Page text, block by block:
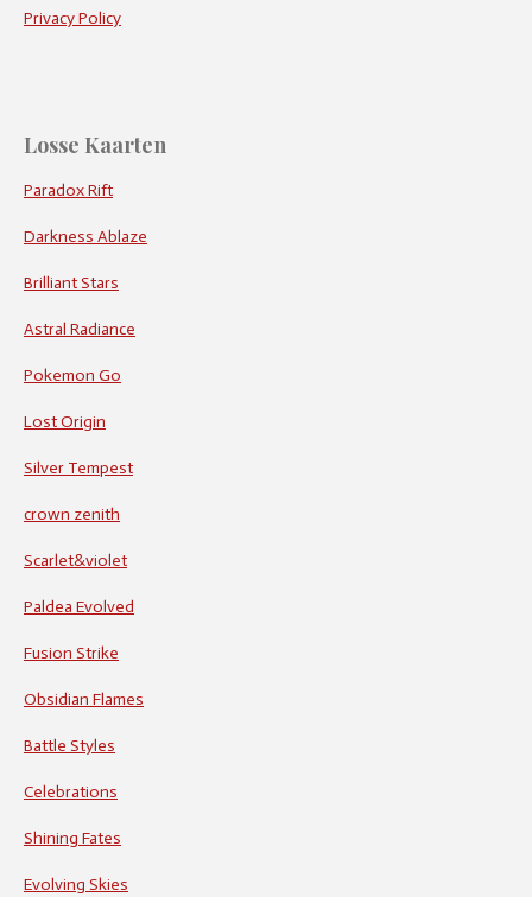
Privacy Policy
Losse Kaarten
Paradox Rift
Darkness Ablaze
Brilliant Stars
Astral Radiance
Pokemon Go
Lost Origin
Silver Tempest
crown zenith
Scarlet&violet
Paldea Evolved
Fusion Strike
Obsidian Flames
Battle Styles
Celebrations
Shining Fates
Evolving Skies